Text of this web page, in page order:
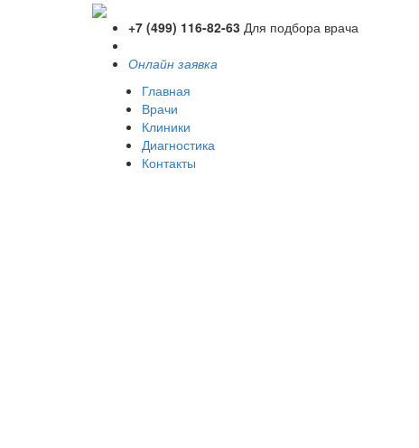
+7 (499) 116-82-63 Для подбора врача
Онлайн заявка
Главная
Врачи
Клиники
Диагностика
Контакты